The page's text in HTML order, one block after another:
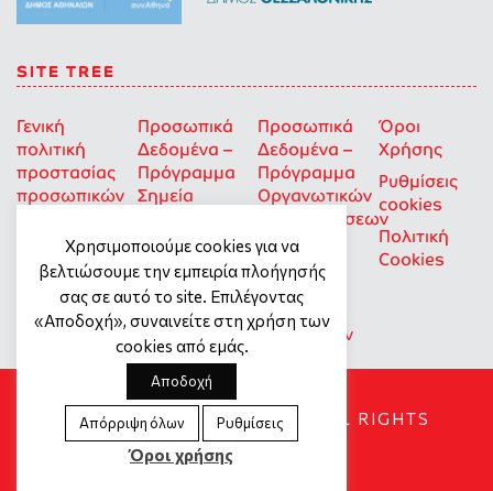
SITE TREE
Γενική
πολιτική
προστασίας
προσωπικών
Προσωπικά
Δεδομένα –
Πρόγραμμα
Σημεία
Προσωπικά
Δεδομένα –
Πρόγραμμα
Οργανωτικών
Επιχορηγήσεων
για Οκοιπ
που δρουν
για την
Ισότητα
των Φύλων
Όροι
Χρήσης
Ρυθμίσεις
cookies
Πολιτική
Cookies
SOCIAL DYNAMO © 2018. ALL RIGHTS
RESERVED
Created by
Χρησιμοποιούμε cookies για να
βελτιώσουμε την εμπειρία πλοήγησής
σας σε αυτό το site. Επιλέγοντας
«Αποδοχή», συναινείτε στη χρήση των
cookies από εμάς.
Αποδοχή
Απόρριψη όλων Ρυθμίσεις
Όροι χρήσης